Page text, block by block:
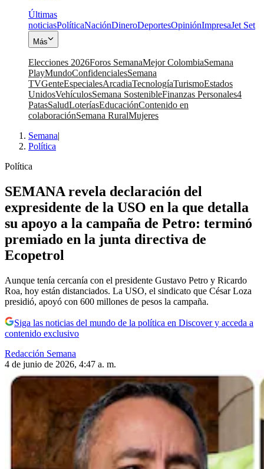
Últimas
noticiasPolíticaNaciónDineroDeportesOpiniónImpresaJet Set
Más
Elecciones 2026Foros SemanaMejor ColombiaSemana
PlayMundoConfidencialesSemana
TVGenteEspecialesArcadiaTecnologíaTurismoEstados
UnidosVehículosSemana SostenibleFinanzas Personales4
PatasSaludLoteríasEducaciónContenido en
colaboraciónSemana RuralMujeres
Semana|
Política
Política
SEMANA revela declaración del
expresidente de la USO en la que detalla
su apoyo a la campaña de Petro: terminó
premiado en la junta directiva de
Ecopetrol
Aunque tenía cercanía con el presidente Gustavo Petro y Ricardo
Roa, hoy están distanciados. La USO, el sindicato que César Loza
presidió, apoyó con 600 millones de pesos la campaña.
Siga las noticias del mundo de la política en Discover y acceda a
contenido exclusivo
Redacción Semana
4 de junio de 2026, 4:47 a. m.